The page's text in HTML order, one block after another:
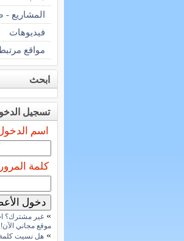
المشاريع -
فيديوهات
مواقع
ابحث
تسجيل
اسم
كلمة المرور
» غير مشترك؟
موقع مجاني الآن!
» هل نسيت كلمة